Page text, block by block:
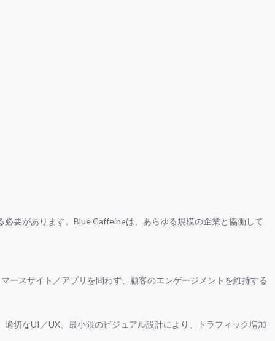
要があります。Blue Caffeineは、あらゆる規模の企業と協働して
ースサイト／アプリを問わず、顧客のエンゲージメントを維持する
切なUI／UX、最小限のビジュアル設計により、トラフィック増加